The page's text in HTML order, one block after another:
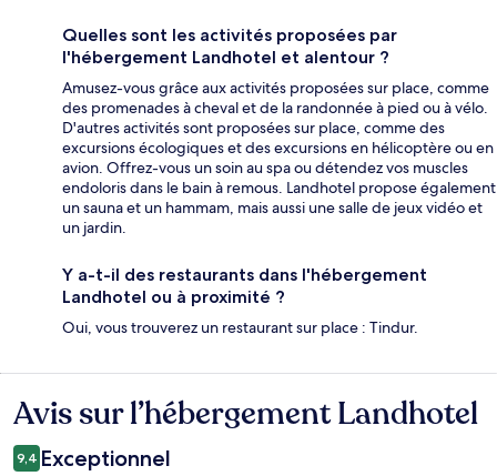
Quelles sont les activités proposées par
l'hébergement Landhotel et alentour ?
Amusez-vous grâce aux activités proposées sur place, comme
des promenades à cheval et de la randonnée à pied ou à vélo.
D'autres activités sont proposées sur place, comme des
excursions écologiques et des excursions en hélicoptère ou en
avion. Offrez-vous un soin au spa ou détendez vos muscles
endoloris dans le bain à remous. Landhotel propose également
un sauna et un hammam, mais aussi une salle de jeux vidéo et
un jardin.
Y a-t-il des restaurants dans l'hébergement
Landhotel ou à proximité ?
Oui, vous trouverez un restaurant sur place : Tindur.
Avis
Avis sur l’hébergement Landhotel
9,4 Exceptionnel